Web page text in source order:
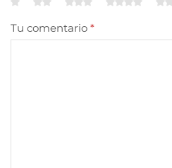
Tu comentario *